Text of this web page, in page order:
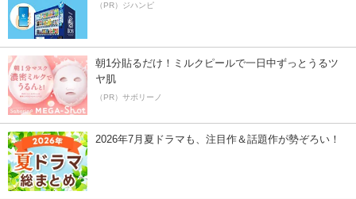
（PR）ジハンピ
朝1分貼るだけ！ミルクピールで一日中ずっとうるツ
ヤ肌
（PR）サボリーノ
2026年7月夏ドラマも、注目作＆話題作が勢ぞろい！